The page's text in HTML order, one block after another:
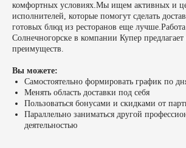
комфортных условиях.Мы ищем активных и
исполнителей, которые помогут сделать
готовых блюд из ресторанов еще
Солнечногорске в компании Купер
преимуществ.
Вы можете:
Самостоятельно формировать график по
Менять область доставки под себя
Пользоваться бонусами и скидками от
Параллельно заниматься другой
деятельностью